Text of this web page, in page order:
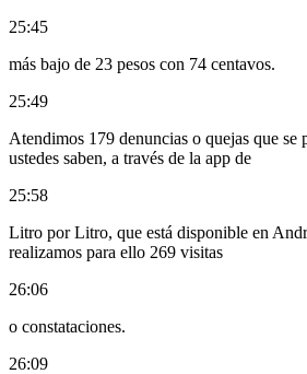
25:45
más bajo de 23 pesos con 74 centavos.
25:49
Atendimos 179 denuncias o quejas que se
ustedes saben, a través de la app de
25:58
Litro por Litro, que está disponible en
realizamos para ello 269 visitas
26:06
o constataciones.
26:09